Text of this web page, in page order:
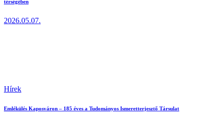
térségében
2026.05.07.
Hírek
Emlékülés Kaposváron – 185 éves a Tudományos Ismeretterjesztő Társulat